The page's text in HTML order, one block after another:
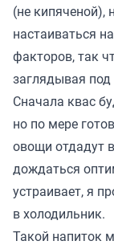
(не
настаиваться
факторов, так
заглядывая под
Сначала квас
но по мере
овощи отдадут
дождаться
устраивает, я
в холодильник.
Такой напиток